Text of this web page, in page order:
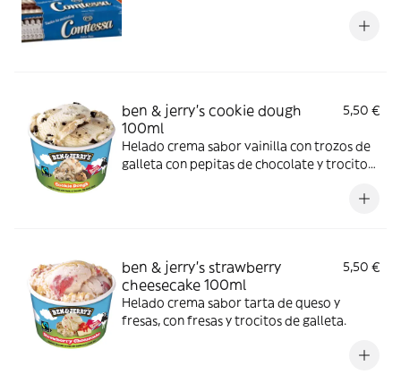
ben & jerry's cookie dough
100ml
5,50 €
Helado crema sabor vainilla con trozos de
galleta con pepitas de chocolate y trocitos
ben & jerry's strawberry
cheesecake 100ml
5,50 €
Helado crema sabor tarta de queso y
fresas, con fresas y trocitos de galleta.